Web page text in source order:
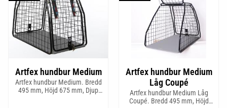
Artfex hundbur Medium
Artfex hundbur Medium. Bredd
495 mm, Höjd 675 mm, Djup
Artfex hundbur Medium
Låg Coupé
Artfex hundbur Medium Låg
Coupé. Bredd 495 mm, Höjd